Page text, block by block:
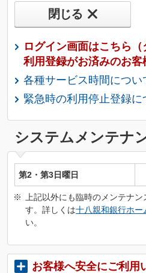
閉じる
ログイン画面はこちら
利用登録がお済みのお客
各種サービス時間につい
緊急時の利用停止登録に
システムメンテナ
第2・第3日曜日
※
上記以外にも臨時のメンテナ
す。詳しくは十八親和銀行ホー
い。
お客様へ安全にご利用